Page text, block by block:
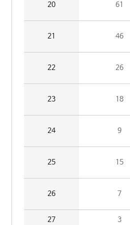
20 61
21 46
22 26
23 18
24 9
25 15
26 7
27 3